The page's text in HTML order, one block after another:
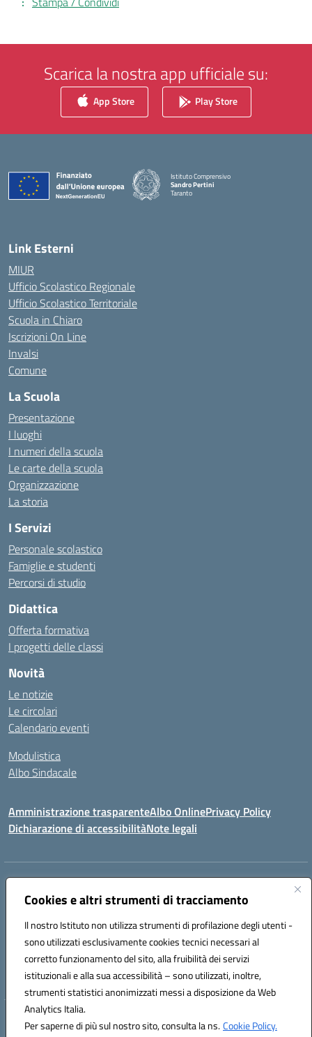
Cookies e altri strumenti di tracciamento
Il nostro Istituto non utilizza strumenti di profilazione degli utenti -
sono utilizzati esclusivamente cookies tecnici necessari al
corretto funzionamento del sito, alla fruibilità dei servizi
istituzionali e alla sua accessibilità – sono utilizzati, inoltre,
strumenti statistici anonimizzati messi a disposizione da Web
Analytics Italia.
Per saperne di più sul nostro sito, consulta la ns.Cookie Policy.
Scarica la nostra app ufficiale su:
App Store Play Store
Istituto Comprensivo
Sandro Pertini
Taranto
Link Esterni
MIUR
Ufficio Scolastico Regionale
Ufficio Scolastico Territoriale
Scuola in Chiaro
Iscrizioni On Line
Invalsi
Comune
La Scuola
Presentazione
I luoghi
I numeri della scuola
Le carte della scuola
Organizzazione
La storia
I Servizi
Personale scolastico
Famiglie e studenti
Percorsi di studio
Didattica
Offerta formativa
I progetti delle classi
Novità
Le notizie
Le circolari
Calendario eventi
Modulistica
Albo Sindacale
Amministrazione trasparenteAlbo OnlinePrivacy Policy
Dichiarazione di accessibilitàNote legali
Indirizzo:
Centralino:0994722507 Email:TAIC873006@istruzione.it
Codice fiscale: 90279480736
Codice meccanografico:
TAIC873006
Codice unico di fatturazione (CUF): 488XBQ
Hosting & Powered by 3D Solution S.r.l.